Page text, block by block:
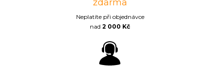
zdarma
Neplatíte při objednávce
nad 2 000 Kč